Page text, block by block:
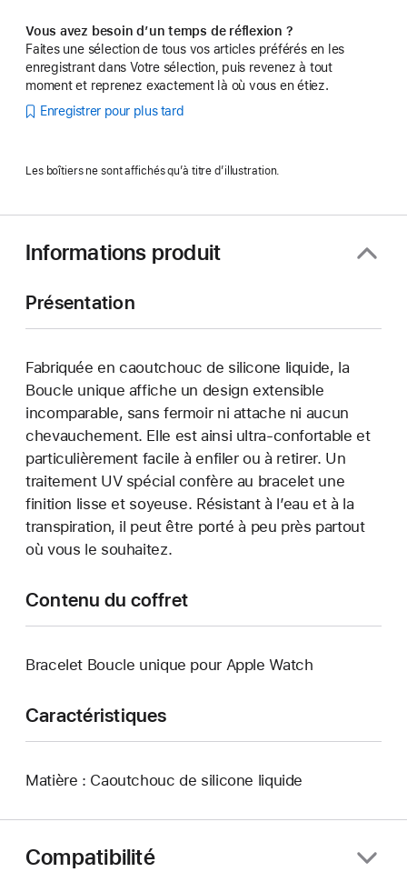
Vous avez besoin d’un temps de réflexion ?
Faites une sélection de tous vos articles préférés en les
enregistrant dans Votre sélection, puis revenez à tout
moment et reprenez exactement là où vous en étiez.
Enregistrer pour plus tard
Les boîtiers ne sont affichés qu’à titre d’illustration.
Informations produit
Présentation
Fabriquée en caoutchouc de silicone liquide, la
Boucle unique affiche un design extensible
incomparable, sans fermoir ni attache ni aucun
chevauchement. Elle est ainsi ultra-confortable et
particulièrement facile à enfiler ou à retirer. Un
traitement UV spécial confère au bracelet une
finition lisse et soyeuse. Résistant à l’eau et à la
transpiration, il peut être porté à peu près partout
où vous le souhaitez.
Contenu du coffret
Bracelet Boucle unique pour Apple Watch
Caractéristiques
Matière : Caoutchouc de silicone liquide
Compatibilité